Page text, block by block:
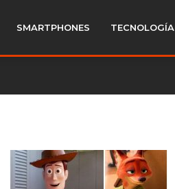
SMARTPHONES TECNOLOGÍA